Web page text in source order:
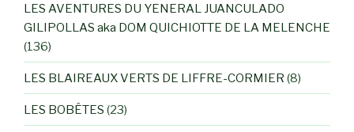
LES AVENTURES DU YENERAL JUANCULADO
GILIPOLLAS aka DOM QUICHIOTTE DE LA MELENCHE
(136)
LES BLAIREAUX VERTS DE LIFFRE-CORMIER (8)
LES BOBÊTES (23)